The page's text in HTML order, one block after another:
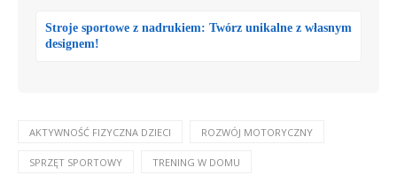
Stroje sportowe z nadrukiem: Twórz unikalne z własnym
designem!
AKTYWNOŚĆ FIZYCZNA DZIECI ROZWÓJ MOTORYCZNY
SPRZĘT SPORTOWY TRENING W DOMU